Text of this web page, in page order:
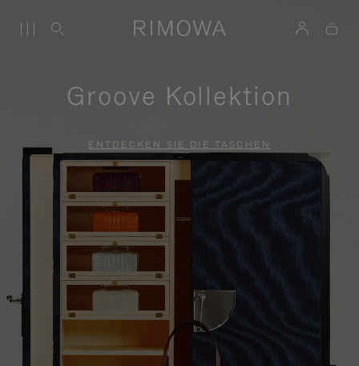
Groove Kollektion
ENTDECKEN SIE DIE TASCHEN